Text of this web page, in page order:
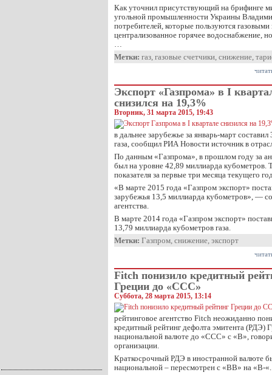
Как уточнил присутствующий на брифинге
угольной промышленности Украины
потребителей, которые пользуются
централизованное горячее водоснабжение,
…
Метки: газ, газовые счетчики, снижение,
Экспорт «Газпрома» в I
снизился на 19,3%
Вторник, 31 марта 2015, 19:43
в дальнее зарубежье за январь-март
газа, сообщил РИА Новости источник в
По данным «Газпрома», в прошлом году за
был на уровне 42,89 миллиарда кубометров.
показателя за первые три месяца текущего
«В марте 2015 года «Газпром экспорт»
зарубежья 13,5 миллиарда кубометров», —
агентства.
В марте 2014 года «Газпром экспорт»
13,79 миллиарда кубометров газа.
Метки: Газпром, снижение, экспорт
Fitch понизило кредитный
Греции до «CCC»
Суббота, 28 марта 2015, 13:14
рейтинговое агентство Fitch неожиданно
кредитный рейтинг дефолта эмитента (РДЭ)
национальной валюте до «CCC» с «B»,
организации.
Краткосрочный РДЭ в иностранной валюте
национальной – пересмотрен с «BB» на «B-«.